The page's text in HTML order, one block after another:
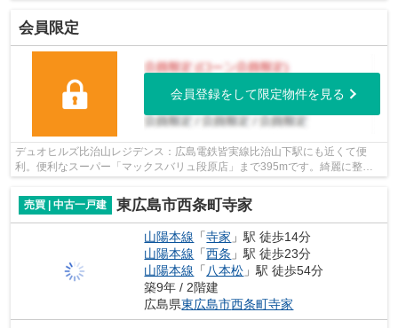
会員限定
会員登録をして限定物件を見る
デュオヒルズ比治山レジデンス：広島電鉄皆実線比治山下駅にも近くて便
利。便利なスーパー「マックスバリュ段原店」まで395mです。綺麗に整備
売買 | 中古一戸建
東広島市西条町寺家
山陽本線 「寺家 」駅 徒歩14分
山陽本線 「西条 」駅 徒歩23分
山陽本線 「八本松 」駅 徒歩54分
築9年 / 2階建
広島県東広島市西条町寺家